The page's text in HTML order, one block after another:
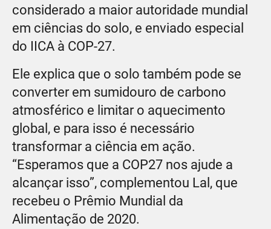
considerado a maior autoridade mundial
em ciências do solo, e enviado especial
do IICA à COP-27.
Ele explica que o solo também pode se
converter em sumidouro de carbono
atmosférico e limitar o aquecimento
global, e para isso é necessário
transformar a ciência em ação.
“Esperamos que a COP27 nos ajude a
alcançar isso”, complementou Lal, que
recebeu o Prêmio Mundial da
Alimentação de 2020.